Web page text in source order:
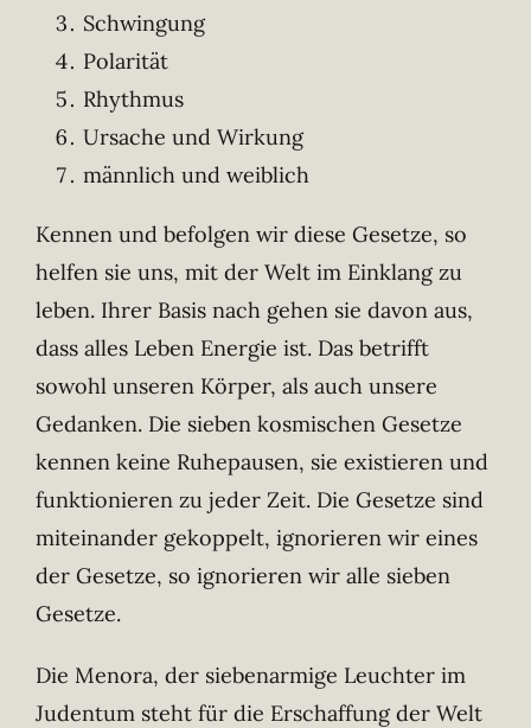
Schwingung
Polarität
Rhythmus
Ursache und Wirkung
männlich und weiblich
Kennen und befolgen wir diese Gesetze, so
helfen sie uns, mit der Welt im Einklang zu
leben. Ihrer Basis nach gehen sie davon aus,
dass alles Leben Energie ist. Das betrifft
sowohl unseren Körper, als auch unsere
Gedanken. Die sieben kosmischen Gesetze
kennen keine Ruhepausen, sie existieren und
funktionieren zu jeder Zeit. Die Gesetze sind
miteinander gekoppelt, ignorieren wir eines
der Gesetze, so ignorieren wir alle sieben
Gesetze.
Die Menora, der siebenarmige Leuchter im
Judentum steht für die Erschaffung der Welt